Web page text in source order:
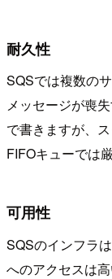
耐久性
SQSでは複数の
メッセージが喪
で書きますが、
FIFOキューでは
可用性
SQSのインフラ
へのアクセスは